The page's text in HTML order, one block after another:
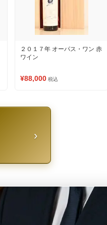
２０１７年 オーパス・ワン 赤
ワイン
¥88,000 税込
›